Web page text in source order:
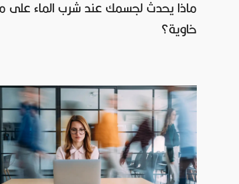
ماذا يحدث لجسمك عند شرب الماء على
خاوية؟